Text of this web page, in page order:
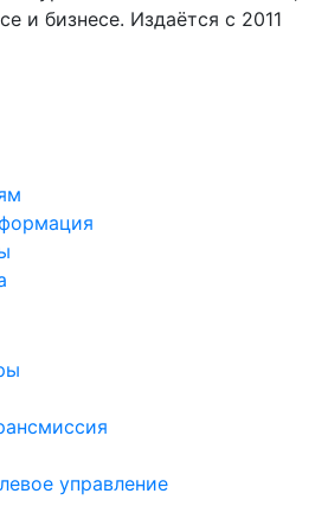
и бизнесе. Издаётся с 2011
управление